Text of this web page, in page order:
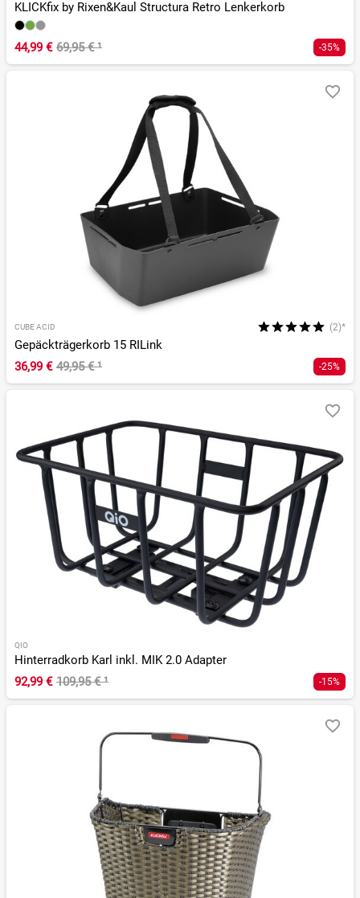
KLICKfix by Rixen&Kaul Structura Retro Lenkerkorb
44,99 € 69,95 €¹ -35%
CUBE ACID (2)*
Gepäckträgerkorb 15 RILink
36,99 € 49,95 €¹ -25%
QIO
Hinterradkorb Karl inkl. MIK 2.0 Adapter
92,99 € 109,95 €¹ -15%